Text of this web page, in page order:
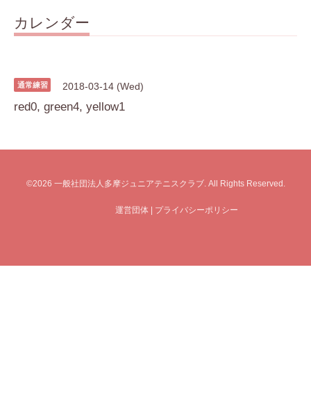
カレンダー
通常練習 2018-03-14 (Wed)
red0, green4, yellow1
©2026 一般社団法人多摩ジュニアテニスクラブ. All Rights Reserved.
運営団体 | プライバシーポリシー